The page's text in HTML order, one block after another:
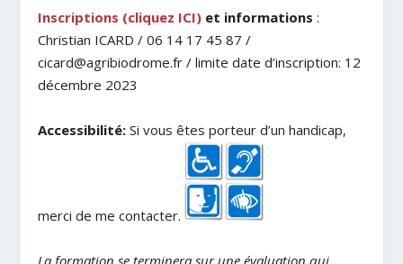
Inscriptions (cliquez ICI) et informations :
Christian ICARD / 06 14 17 45 87 /
cicard@agribiodrome.fr / limite date d’inscription: 12
décembre 2023
Accessibilité: Si vous êtes porteur d’un handicap,
merci de me contacter.
La formation se terminera sur une évaluation qui